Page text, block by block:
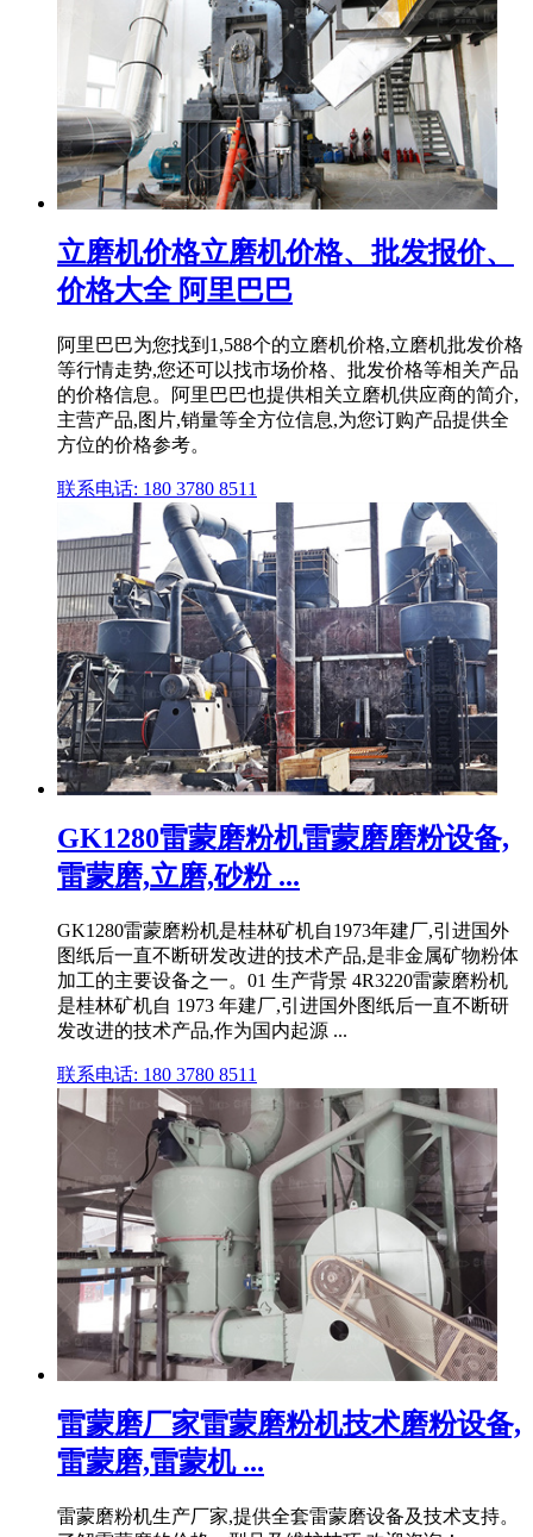
立磨机价格立磨机价格、批发报价、
价格大全 阿里巴巴
阿里巴巴为您找到1,588个的立磨机价格,立磨机批发价格
等行情走势,您还可以找市场价格、批发价格等相关产品
的价格信息。阿里巴巴也提供相关立磨机供应商的简介,
主营产品,图片,销量等全方位信息,为您订购产品提供全
方位的价格参考。
联系电话: 180 3780 8511
GK1280雷蒙磨粉机雷蒙磨磨粉设备,
雷蒙磨,立磨,砂粉 ...
GK1280雷蒙磨粉机是桂林矿机自1973年建厂,引进国外
图纸后一直不断研发改进的技术产品,是非金属矿物粉体
加工的主要设备之一。01 生产背景 4R3220雷蒙磨粉机
是桂林矿机自 1973 年建厂,引进国外图纸后一直不断研
发改进的技术产品,作为国内起源 ...
联系电话: 180 3780 8511
雷蒙磨厂家雷蒙磨粉机技术磨粉设备,
雷蒙磨,雷蒙机 ...
雷蒙磨粉机生产厂家,提供全套雷蒙磨设备及技术支持。